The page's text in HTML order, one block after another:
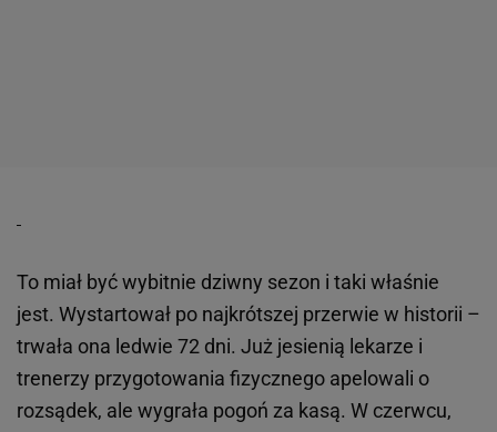
To miał być wybitnie dziwny sezon i taki właśnie
jest. Wystartował po najkrótszej przerwie w historii –
trwała ona ledwie 72 dni. Już jesienią lekarze i
trenerzy przygotowania fizycznego apelowali o
rozsądek, ale wygrała pogoń za kasą. W czerwcu,